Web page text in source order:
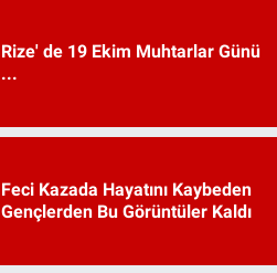
Rize' de 19 Ekim Muhtarlar Günü
...
Feci Kazada Hayatını Kaybeden
Gençlerden Bu Görüntüler Kaldı